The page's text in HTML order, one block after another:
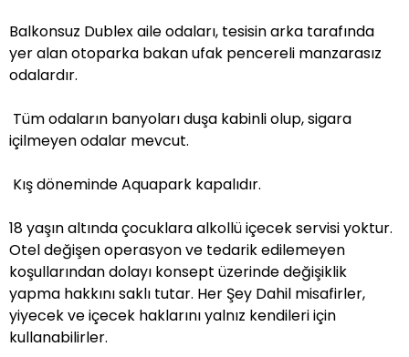
Balkonsuz Dublex aile odaları, tesisin arka tarafında
yer alan otoparka bakan ufak pencereli manzarasız
odalardır.
Tüm odaların banyoları duşa kabinli olup, sigara
içilmeyen odalar mevcut.
Kış döneminde Aquapark kapalıdır.
18 yaşın altında çocuklara alkollü içecek servisi yoktur.
Otel değişen operasyon ve tedarik edilemeyen
koşullarından dolayı konsept üzerinde değişiklik
yapma hakkını saklı tutar. Her Şey Dahil misafirler,
yiyecek ve içecek haklarını yalnız kendileri için
kullanabilirler.